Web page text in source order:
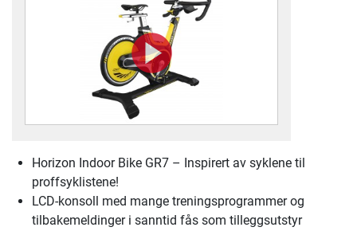
Horizon Indoor Bike GR7 – Inspirert av syklene til
proffsyklistene!
LCD-konsoll med mange treningsprogrammer og
tilbakemeldinger i sanntid fås som tilleggsutstyr